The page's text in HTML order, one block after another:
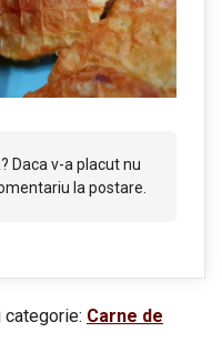
Daca v-a placut nu
la postare.
Carne de